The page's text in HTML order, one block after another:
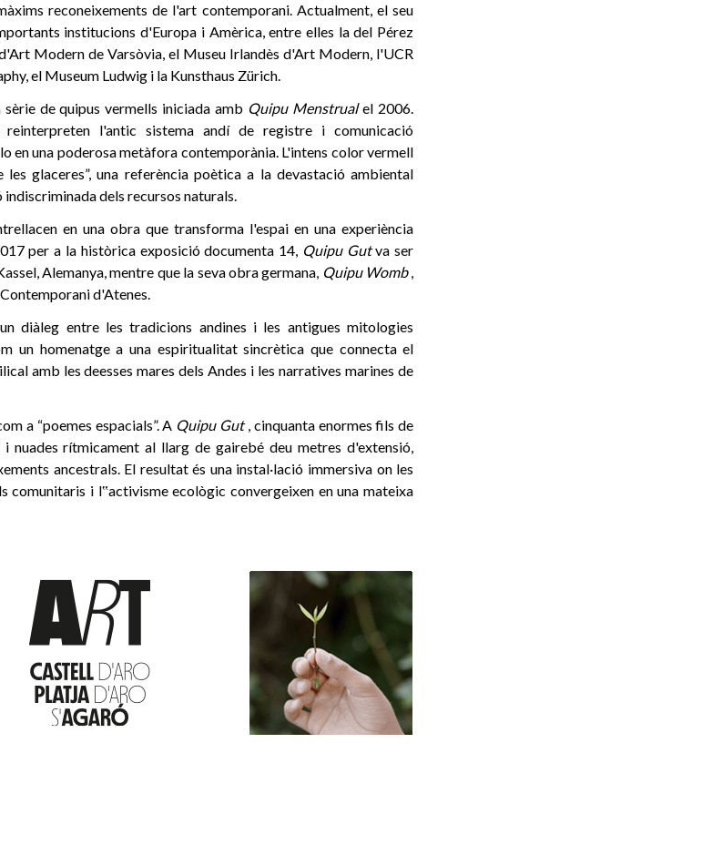
reconeixements de l'art contemporani. Actualment, el seu
institucions d'Europa i Amèrica, entre elles la del Pérez
Modern de Varsòvia, el Museu Irlandès d'Art Modern, l'UCR
el Museum Ludwig i la Kunsthaus Zürich.
de quipus vermells iniciada amb Quipu Menstrualel 2006.
reinterpreten l'antic sistema andí de registre i comunicació
en una poderosa metàfora contemporània. L'intens color vermell
glaceres”, una referència poètica a la devastació ambiental
dels recursos naturals.
en una obra que transforma l'espai en una experiència
per a la històrica exposició documenta 14, Quipu Gutva ser
Alemanya, mentre que la seva obra germana, Quipu Womb,
d'Atenes.
diàleg entre les tradicions andines i les antigues mitologies
un homenatge a una espiritualitat sincrètica que connecta el
amb les deesses mares dels Andes i les narratives marines de
a “poemes espacials”. A Quipu Gut, cinquanta enormes fils de
nuades rítmicament al llarg de gairebé deu metres d'extensió,
ancestrals. El resultat és una instal·lació immersiva on les
comunitaris i l‟activisme ecològic convergeixen en una mateixa